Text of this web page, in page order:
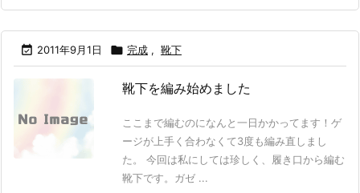
 2011年9月1日  完成 , 靴下
靴下を編み始めました
ここまで編むのになんと一日かかってます！ゲ
ージが上手く合わなくて3度も編み直しまし
た。 今回は私にしては珍しく、履き口から編む
靴下です。ガゼ ...